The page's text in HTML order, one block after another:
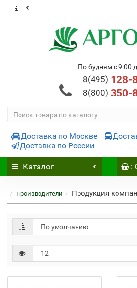
По будням с 9:00
8(495) 128-
8(800) 350-
Доставка по Москве
Доставка по России
Каталог :
Производители Продукция